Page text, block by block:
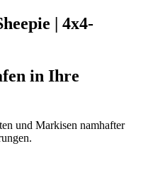
| 4x4-
in Ihre
und Markisen namhafter